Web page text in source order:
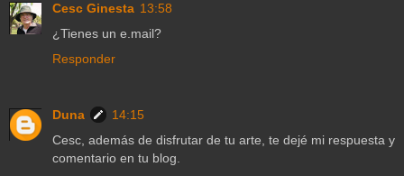
Cesc Ginesta 13:58
¿Tienes un e.mail?
Responder
Duna
14:15
Cesc, además de disfrutar de tu arte, te dejé mi respuesta y
comentario en tu blog.